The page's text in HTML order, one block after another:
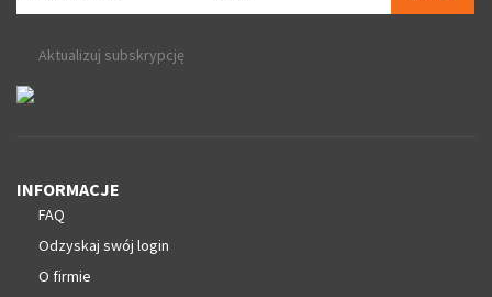
Aktualizuj subskrypcję
INFORMACJE
FAQ
Odzyskaj swój login
O firmie